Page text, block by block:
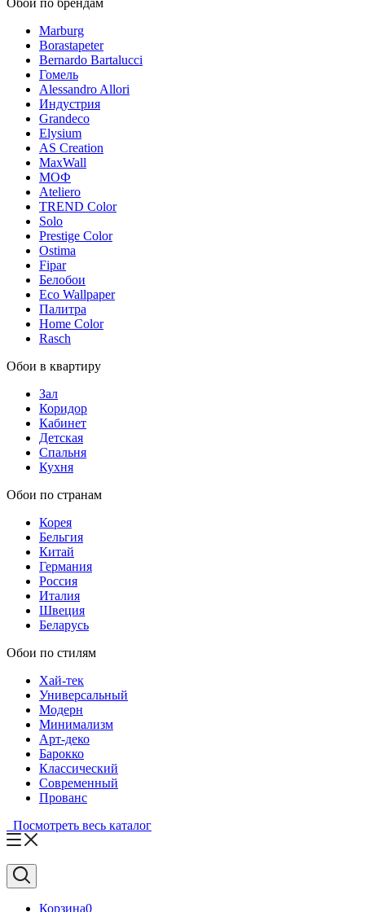
Обои по брендам
Marburg
Borastapeter
Bernardo Bartalucci
Гомель
Alessandro Allori
Индустрия
Grandeco
Elysium
AS Creation
MaxWall
МОФ
Ateliero
TREND Color
Solo
Prestige Color
Ostima
Fipar
Белобои
Eco Wallpaper
Палитра
Home Color
Rasch
Обои в квартиру
Зал
Коридор
Кабинет
Детская
Спальня
Кухня
Обои по странам
Корея
Бельгия
Китай
Германия
Россия
Италия
Швеция
Беларусь
Обои по стилям
Хай-тек
Универсальный
Модерн
Минимализм
Арт-деко
Барокко
Классический
Современный
Прованс
Посмотреть весь каталог
Корзина0